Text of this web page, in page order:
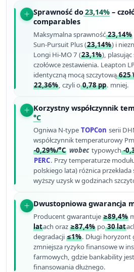
Sprawność do23,14% –
comparables
Maksymalna sprawność23,14%
Sun-Pursuit Plus (23,14%) i
Longi Hi-MO 7 (23,1%),
czołówce zestawienia. Leapton
identyczną mocą szczytową625
22,36%, czyli o0,78 pp. mniej.
Korzystny współczynnik
°C
Ogniwa N-type TOPCon serii
współczynnik temperaturowy
-0,29%/°C wobec typowych-
PERC. Przy temperaturze
polskiego lata) różnica przekłada
wyższy uzysk w godzinach
Dwustopniowa gwarancja
Producent gwarantuje≥89,4%
latach oraz≥87,4% po30 lat
degradacji≤1%. Długi
zmniejsza ryzyko finansowe w
farmowych, gdzie bankability
finansowania dłużnego.